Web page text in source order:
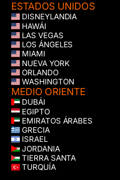
ESTADOS UNIDOS
DISNEYLANDIA
HAWÁI
LAS VEGAS
LOS ÁNGELES
MIAMI
NUEVA YORK
ORLANDO
WASHINGTON
MEDIO ORIENTE
DUBÁI
EGIPTO
EMIRATOS ÁRABES
GRECIA
ISRAEL
JORDANIA
TIERRA SANTA
TURQUÍA